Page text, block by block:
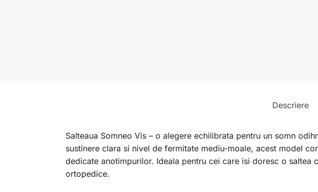
Descriere
Salteaua Somneo Vis – o alegere echilibrata pentru un somn
sustinere clara si nivel de fermitate mediu-moale, acest model
dedicate anotimpurilor. Ideala pentru cei care isi doresc o
ortopedice.